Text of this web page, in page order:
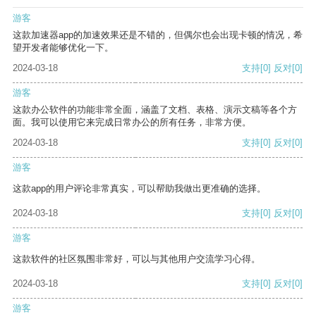
游客
这款加速器app的加速效果还是不错的，但偶尔也会出现卡顿的情况，希
望开发者能够优化一下。
2024-03-18
支持[0] 反对[0]
游客
这款办公软件的功能非常全面，涵盖了文档、表格、演示文稿等各个方
面。我可以使用它来完成日常办公的所有任务，非常方便。
2024-03-18
支持[0] 反对[0]
游客
这款app的用户评论非常真实，可以帮助我做出更准确的选择。
2024-03-18 支持[0] 反对[0]
游客
这款软件的社区氛围非常好，可以与其他用户交流学习心得。
2024-03-18 支持[0] 反对[0]
游客